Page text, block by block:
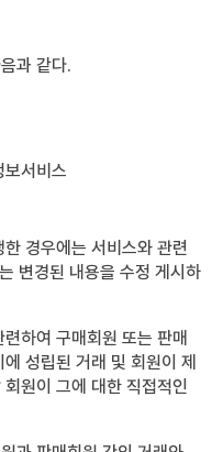
과 같다.
서비스
경우에는 서비스와 관련
변경된 내용을 수정 게시하
하여 구매회원 또는 판매
성립된 거래 및 회원이 제
원이 그에 대한 직접적인